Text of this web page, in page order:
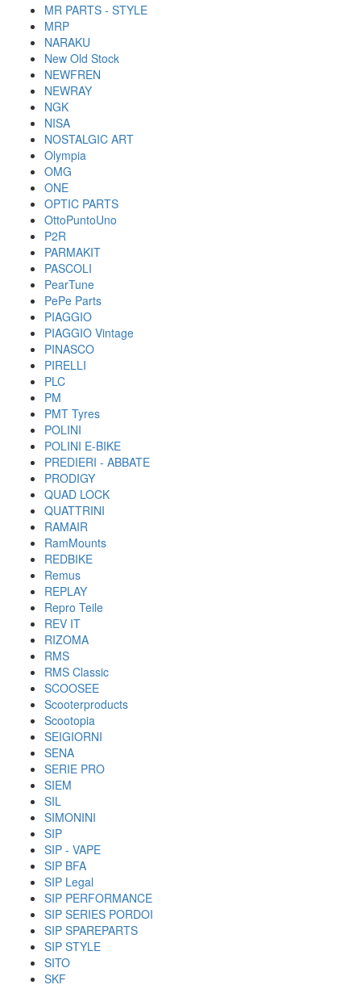
MR PARTS - STYLE
MRP
NARAKU
New Old Stock
NEWFREN
NEWRAY
NGK
NISA
NOSTALGIC ART
Olympia
OMG
ONE
OPTIC PARTS
OttoPuntoUno
P2R
PARMAKIT
PASCOLI
PearTune
PePe Parts
PIAGGIO
PIAGGIO Vintage
PINASCO
PIRELLI
PLC
PM
PMT Tyres
POLINI
POLINI E-BIKE
PREDIERI - ABBATE
PRODIGY
QUAD LOCK
QUATTRINI
RAMAIR
RamMounts
REDBIKE
Remus
REPLAY
Repro Teile
REV IT
RIZOMA
RMS
RMS Classic
SCOOSEE
Scooterproducts
Scootopia
SEIGIORNI
SENA
SERIE PRO
SIEM
SIL
SIMONINI
SIP
SIP - VAPE
SIP BFA
SIP Legal
SIP PERFORMANCE
SIP SERIES PORDOI
SIP SPAREPARTS
SIP STYLE
SITO
SKF